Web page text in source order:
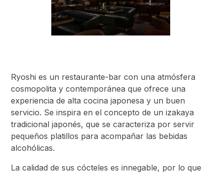
Ryoshi es un restaurante-bar con una atmósfera
cosmopolita y contemporánea que ofrece una
experiencia de alta cocina japonesa y un buen
servicio. Se inspira en el concepto de un izakaya
tradicional japonés, que se caracteriza por servir
pequeños platillos para acompañar las bebidas
alcohólicas.
La calidad de sus cócteles es innegable, por lo que